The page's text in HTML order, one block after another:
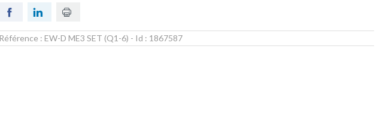
Référence : EW-D ME3 SET (Q1-6) - Id : 1867587